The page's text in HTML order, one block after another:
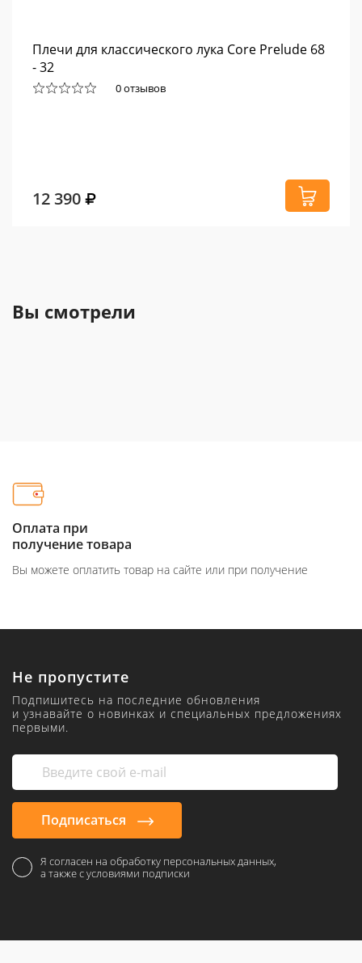
Плечи для классического лука Core Prelude 68
- 32
0 отзывов
12 390
Вы смотрели
Оплата при
получение товара
Вы можете оплатить товар на сайте или при получение
Не пропустите
Подпишитесь на последние обновления
и узнавайте о новинках и специальных предложениях
первыми.
Подписаться
Я согласен на обработку персональных данных,
а также с условиями подписки